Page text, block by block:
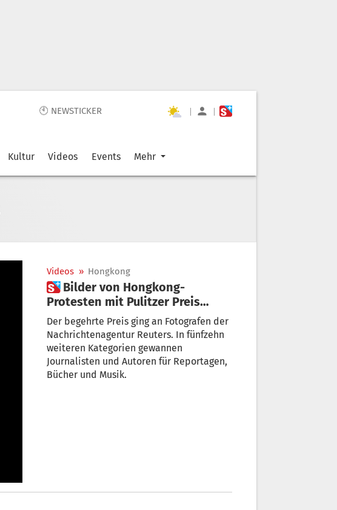
🕙 NEWSTICKER | |
Kultur Videos Events Mehr
Videos » Hongkong
 Bilder von Hongkong-
Protesten mit Pulitzer Preis
geehrt
Der begehrte Preis ging an Fotografen der
Nachrichtenagentur Reuters. In fünfzehn
weiteren Kategorien gewannen
Journalisten und Autoren für Reportagen,
Bücher und Musik.